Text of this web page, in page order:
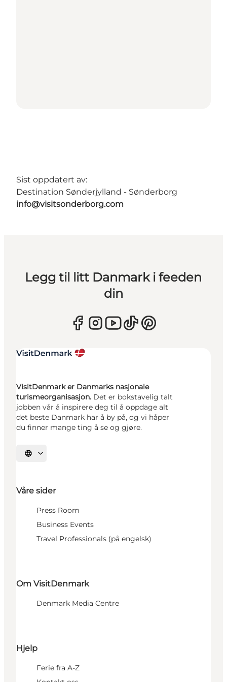
Sist oppdatert av:
Destination Sønderjylland - Sønderborg
info@visitsonderborg.com
Legg til litt Danmark i feeden
din
VisitDenmark er Danmarks nasjonale
turismeorganisasjon. Det er bokstavelig talt
jobben vår å inspirere deg til å oppdage alt
det beste Danmark har å by på, og vi håper
du finner mange ting å se og gjøre.
Velg språk
Våre sider
Press Room
Business Events
Travel Professionals (på engelsk)
Om VisitDenmark
Denmark Media Centre
Hjelp
Ferie fra A-Z